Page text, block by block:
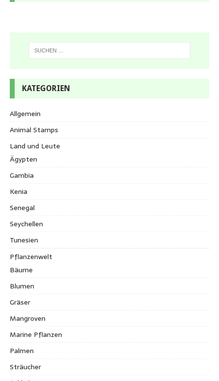
KATEGORIEN
Allgemein
Animal Stamps
Land und Leute
Ägypten
Gambia
Kenia
Senegal
Seychellen
Tunesien
Pflanzenwelt
Bäume
Blumen
Gräser
Mangroven
Marine Pflanzen
Palmen
Sträucher